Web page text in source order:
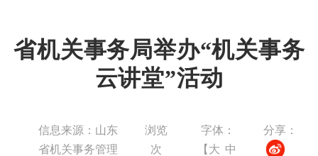
省机关事务局举办“机关事务
云讲堂”活动
信息来源：山东
省机关事务管理
浏览
次
字体：
【 大 中
分享：